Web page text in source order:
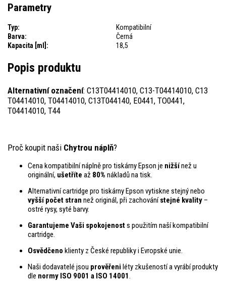
Parametry
Typ:
Kompatibilní
Barva:
Černá
Kapacita [ml]:
18,5
Popis produktu
Alternativní označení: C13T04414010, C13-T04414010, C13
T04414010, T04414010, C13T044140, E0441, TO0441,
T04414010, T44
Proč koupit naši Chytrou náplň?
Cena kompatibilní náplně pro tiskárny Epson je nižšínež u
originální, ušetříte až 80% nákladů na tisk.
Alternativní cartridge pro tiskárny Epson vytiskne stejný nebo
vyšší počet stran než originál, při zachovánístejné kvality –
ostré rysy, syté barvy.
Garantujeme Vaši spokojenosts použitím naší kompatibilní
cartridge.
Osvědčeno klienty z České republiky i Evropské unie.
Naši dodavatelé jsou prověřeni léty zkušeností a vyrábí produkty
dle normy ISO 9001 a ISO 14001.